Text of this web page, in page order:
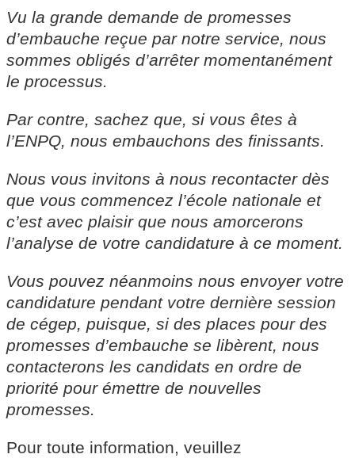
Vu la grande demande de promesses
d’embauche reçue par notre service, nous
sommes obligés d’arrêter momentanément
le processus.
Par contre, sachez que, si vous êtes à
l’ENPQ, nous embauchons des finissants.
Nous vous invitons à nous recontacter dès
que vous commencez l’école nationale et
c’est avec plaisir que nous amorcerons
l’analyse de votre candidature à ce moment.
Vous pouvez néanmoins nous envoyer votre
candidature pendant votre dernière session
de cégep, puisque, si des places pour des
promesses d’embauche se libèrent, nous
contacterons les candidats en ordre de
priorité pour émettre de nouvelles
promesses.
Pour toute information, veuillez